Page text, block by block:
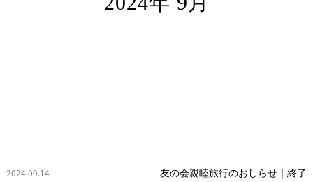
2024.09.14
友の会親睦旅行のおしらせ｜終了